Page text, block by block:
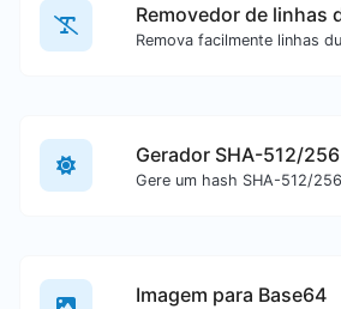
Gerador SHA-512/256
Imagem para Base64